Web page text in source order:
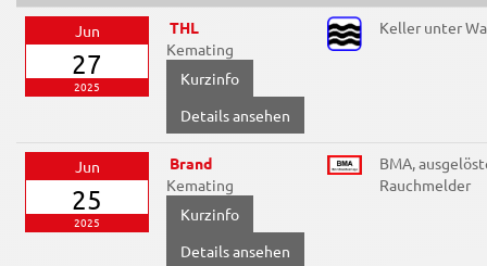
Jun
27
2025
THL
Kemating
Details ansehen
Keller unter
Jun
25
2025
Brand
Kemating
Details ansehen
BMA,
Rauchmelder